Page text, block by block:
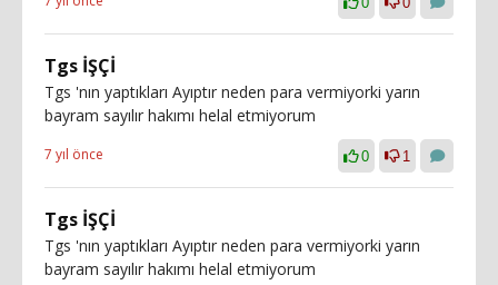
Tgs İŞÇİ
Tgs 'nın yaptıkları Ayıptır neden para vermiyorki yarın
bayram sayılır hakımı helal etmiyorum
7 yıl önce 0 1
Tgs İŞÇİ
Tgs 'nın yaptıkları Ayıptır neden para vermiyorki yarın
bayram sayılır hakımı helal etmiyorum